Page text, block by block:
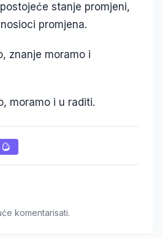
stanje promjeni,
promjena.
znanje moramo i
moramo i u raditi.
komentarisati.